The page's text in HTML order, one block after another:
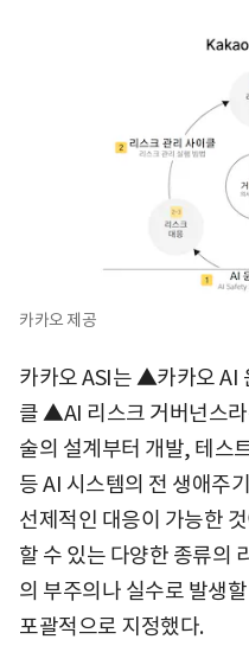
카카오 제공
카카오 ASI는 ▲카카오 AI
클 ▲AI 리스크 거버넌스라
술의 설계부터 개발, 테스
등 AI 시스템의 전 생애주
선제적인 대응이 가능한
할 수 있는 다양한 종류의
의 부주의나 실수로 발생
포괄적으로 지정했다.